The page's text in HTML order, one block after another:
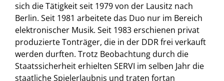
sich die Tätigkeit seit 1979 von der Lausitz nach
Berlin. Seit 1981 arbeitete das Duo nur im Bereich
elektronischer Musik. Seit 1983 erschienen privat
produzierte Tonträger, die in der DDR frei verkauft
werden durften. Trotz Beobachtung durch die
Staatssicherheit erhielten SERVI im selben Jahr die
staatliche Spielerlaubnis und traten fortan